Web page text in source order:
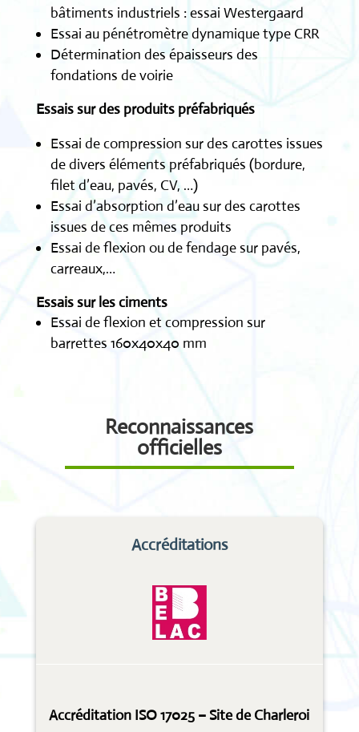
bâtiments industriels : essai Westergaard
Essai au pénétromètre dynamique type CRR
Détermination des épaisseurs des
fondations de voirie
Essais sur des produits préfabriqués
Essai de compression sur des carottes issues
de divers éléments préfabriqués (bordure,
filet d’eau, pavés, CV, …)
Essai d’absorption d’eau sur des carottes
issues de ces mêmes produits
Essai de flexion ou de fendage sur pavés,
carreaux,…
Essais sur les ciments
Essai de flexion et compression sur
barrettes 160x40x40 mm
Reconnaissances
officielles
Accréditations
Accréditation ISO 17025 – Site de Charleroi